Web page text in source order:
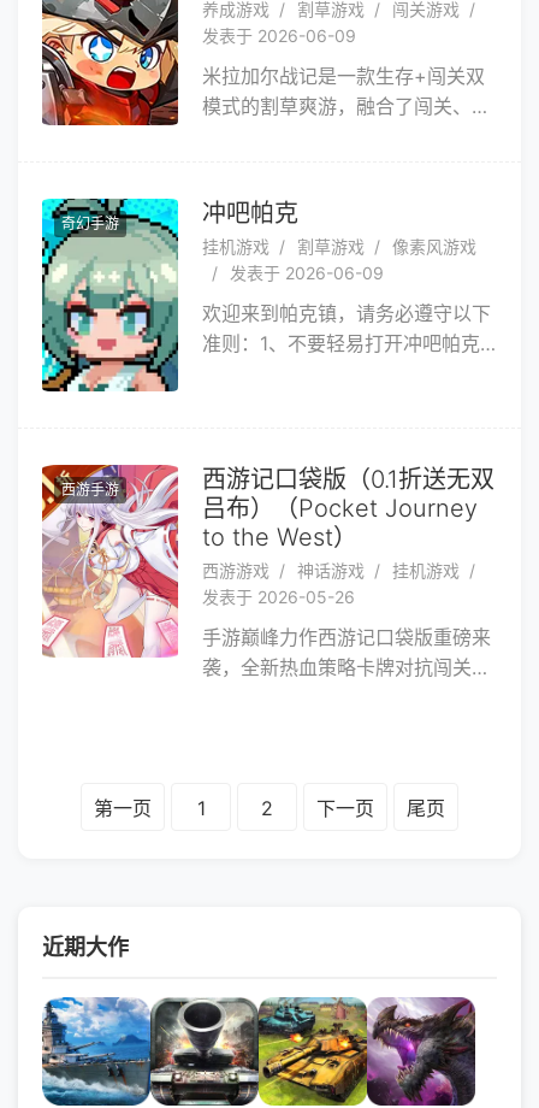
制，与伙伴畅享爆金之旅；黑暗笼
罩万物，魔神肆虐人间，为了对抗
邪恶的魔神，数以万计的冒险家集
结一心，培养出十二位实力超绝的
直面魔神！
养成游戏 割草游戏
闯关游戏
发表于 2026-06-09
米拉加尔战记是一款生存+闯关双
模式的割草爽游，融合了闯关、养
验，打造想象力奇幻，操作性丰
富、画面感浓郁、战斗力热血的掌
上世界。单手操作，拖拽移动，自
动攻击，轻松上手，技能觉醒一目
了然!超炫战斗体验，带给你意想不
到的游戏激情！
奇幻手游 冲吧帕克
挂机游戏 割草游戏
像素风游戏
发表于 2026-06-09
欢迎来到帕克镇，请务必遵守以下
准则：1、不要轻易打开冲吧帕克
系统；3、冲吧帕克游戏第一要务
就是爽！不要迷信其他游戏宣传的
快乐途径，来这里，爽就完事了！
西游手游
西游记口袋版（0.1折送无双
吕布）（Pocket Journey
to the West）
西游游戏 神话游戏
挂机游戏
发表于 2026-05-26
手游巅峰力作西游记口袋版重磅来
袭，全新热血策略卡牌对抗闯关游
于你的不朽神话！即刻启程，化身
第一页 1 2 下一页 尾页
近期大作